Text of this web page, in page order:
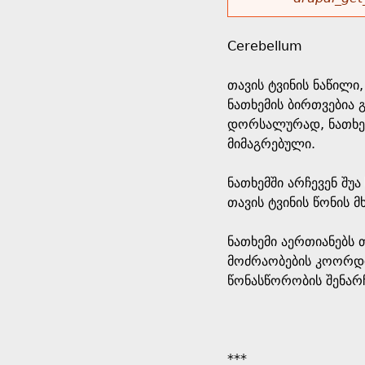
r
s
e
h
e
r
e
o
r
m
s
s
a
Cerebellum
თავის ტვინის
ნათხემის
დორსალურად,
მიმაგრებული.
ნათხემში არჩევენ
თავის ტვინის წონის
ნათხემი აერთიანებს
მოძრაობების
წონასწორობის
***